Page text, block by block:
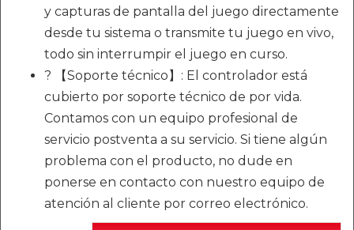
y capturas de pantalla del juego directamente
desde tu sistema o transmite tu juego en vivo,
todo sin interrumpir el juego en curso.
? 【Soporte técnico】: El controlador está
cubierto por soporte técnico de por vida.
Contamos con un equipo profesional de
servicio postventa a su servicio. Si tiene algún
problema con el producto, no dude en
ponerse en contacto con nuestro equipo de
atención al cliente por correo electrónico.